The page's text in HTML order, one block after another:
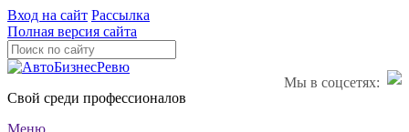
Вход на сайт Рассылка
Полная версия сайта
Мы в соцсетях:
Свой среди профессионалов
Меню